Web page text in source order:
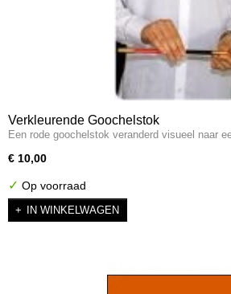
Verkleurende Goochelstok
Een rode goochelstok veranderd visueel naar
€ 10,00
✓ Op voorraad
IN WINKELWAGEN